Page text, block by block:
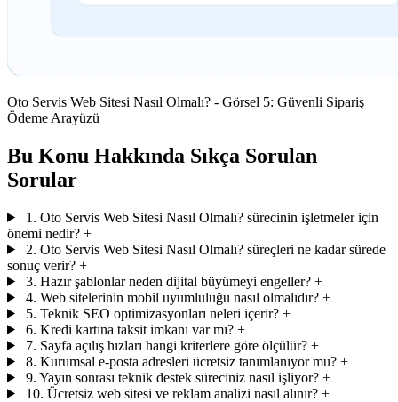
Oto Servis Web Sitesi Nasıl Olmalı? - Görsel 5: Güvenli Sipariş
Ödeme Arayüzü
Bu Konu Hakkında Sıkça Sorulan
Sorular
1. Oto Servis Web Sitesi Nasıl Olmalı? sürecinin işletmeler için
önemi nedir? +
2. Oto Servis Web Sitesi Nasıl Olmalı? süreçleri ne kadar sürede
sonuç verir? +
3. Hazır şablonlar neden dijital büyümeyi engeller? +
4. Web sitelerinin mobil uyumluluğu nasıl olmalıdır? +
5. Teknik SEO optimizasyonları neleri içerir? +
6. Kredi kartına taksit imkanı var mı? +
7. Sayfa açılış hızları hangi kriterlere göre ölçülür? +
8. Kurumsal e-posta adresleri ücretsiz tanımlanıyor mu? +
9. Yayın sonrası teknik destek süreciniz nasıl işliyor? +
10. Ücretsiz web sitesi ve reklam analizi nasıl alınır? +